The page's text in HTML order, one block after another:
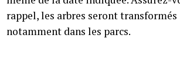
rappel, les arbres seront
notamment dans les parcs.